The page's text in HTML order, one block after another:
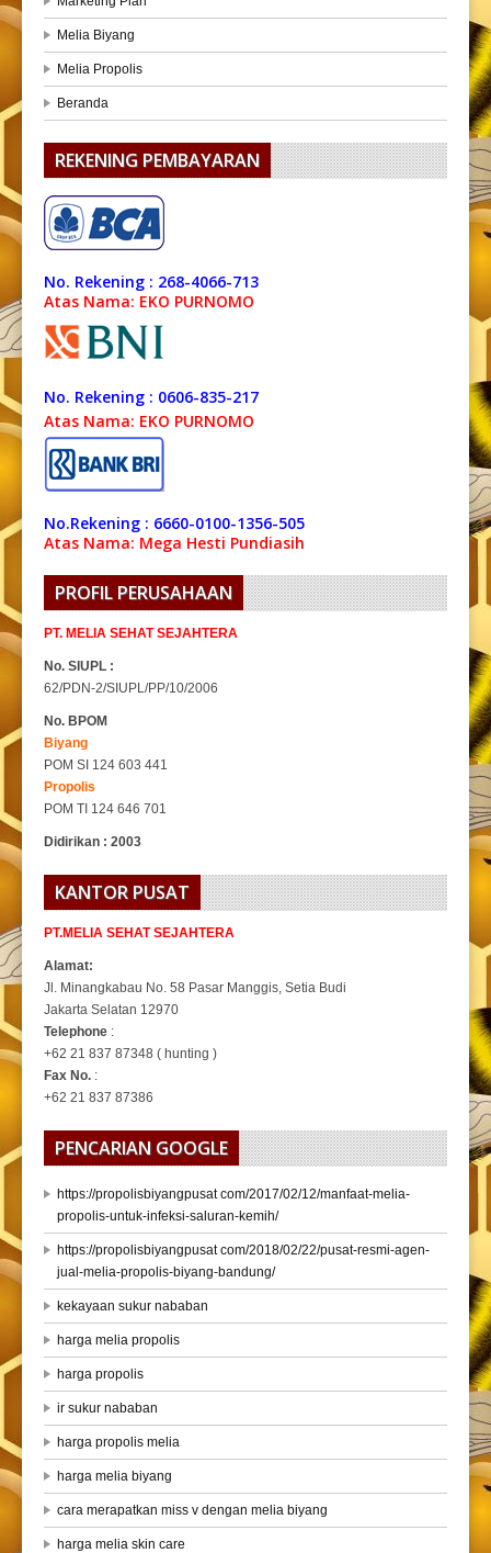
Melia Biyang
Melia Propolis
Beranda
REKENING PEMBAYARAN
No. Rekening : 268-4066-713
Atas Nama: EKO PURNOMO
No. Rekening : 0606-835-217
Atas Nama: EKO PURNOMO
No.Rekening : 6660-0100-1356-505
Atas Nama: Mega Hesti Pundiasih
PROFIL PERUSAHAAN
PT. MELIA SEHAT SEJAHTERA
No. SIUPL :
62/PDN-2/SIUPL/PP/10/2006
No. BPOM
Biyang
POM SI 124 603 441
Propolis
POM TI 124 646 701
Didirikan : 2003
KANTOR PUSAT
PT.MELIA SEHAT SEJAHTERA
Alamat:
Jl. Minangkabau No. 58 Pasar Manggis, Setia Budi
Jakarta Selatan 12970
Telephone :
+62 21 837 87348 ( hunting )
Fax No. :
+62 21 837 87386
PENCARIAN GOOGLE
https://propolisbiyangpusat com/2017/02/12/manfaat-melia-
propolis-untuk-infeksi-saluran-kemih/
https://propolisbiyangpusat com/2018/02/22/pusat-resmi-agen-
jual-melia-propolis-biyang-bandung/
kekayaan sukur nababan
harga melia propolis
harga propolis
ir sukur nababan
harga propolis melia
harga melia biyang
cara merapatkan miss v dengan melia biyang
harga melia skin care